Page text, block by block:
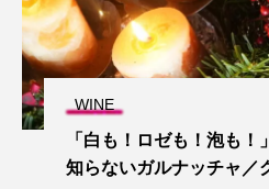
WINE
「白も！ロゼも！泡も！
知らないガルナッチャ／